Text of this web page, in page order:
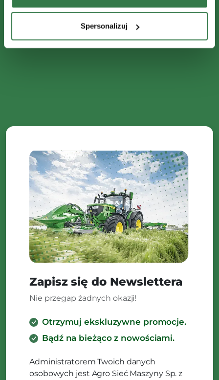
Spersonalizuj
Zapisz się do Newslettera
Nie przegap żadnych okazji!
Otrzymuj ekskluzywne promocje.
Bądź na bieżąco z nowościami.
Administratorem Twoich danych
osobowych jest Agro Sieć Maszyny Sp. z